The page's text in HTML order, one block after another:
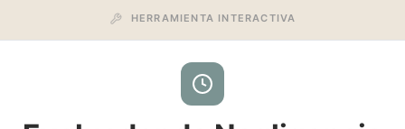
HERRAMIENTA INTERACTIVA